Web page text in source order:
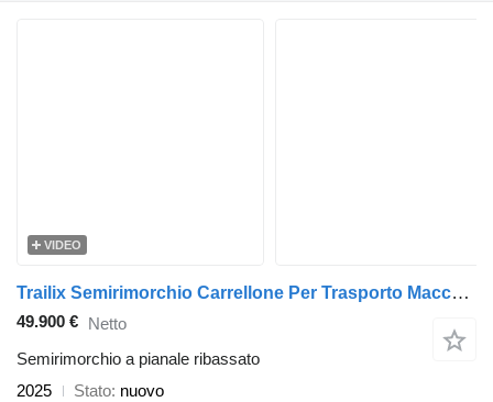
VIDEO
Trailix Semirimorchio Carrellone Per Trasporto Macchine Operatrici
49.900 € Netto
Semirimorchio a pianale ribassato
2025
Stato nuovo